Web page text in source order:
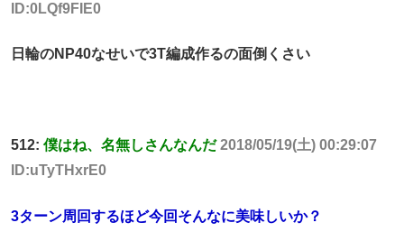
ID:0LQf9FIE0
日輪のNP40なせいで3T編成作るの面倒くさい
512: 僕はね、名無しさんなんだ 2018/05/19(土) 00:29:07
ID:uTyTHxrE0
3ターン周回するほど今回そんなに美味しいか？